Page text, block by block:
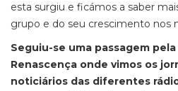
esta surgiu e ficámos a saber
grupo e do seu crescimento nos
Seguiu-se uma passagem
Renascença onde vimos os
noticiários das diferentes